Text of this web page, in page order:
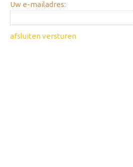
Uw e-mailadres:
afsluitenversturen